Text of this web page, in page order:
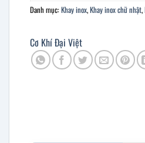
Danh mục:Khay inox,Khay inox chữ nhật,
Cơ Khí Đại Việt